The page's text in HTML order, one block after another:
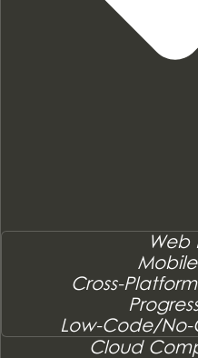
Web
Cross-
Low-Code/No-
Cloud